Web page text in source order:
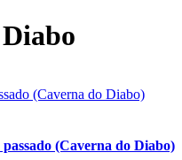
(Caverna do Diabo)
(Caverna do Diabo)